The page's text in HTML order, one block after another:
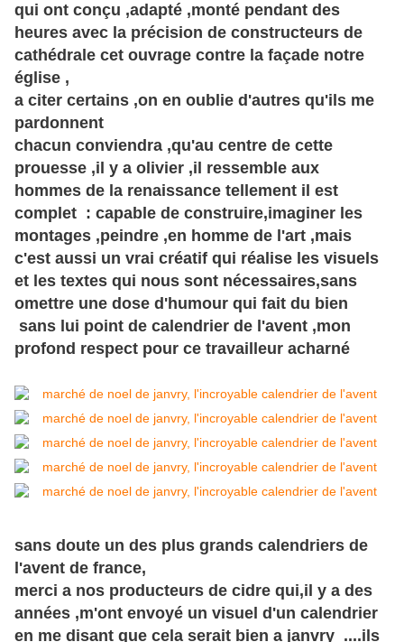
qui ont conçu ,adapté ,monté pendant des
heures avec la précision de constructeurs de
cathédrale cet ouvrage contre la façade notre
église ,
a citer certains ,on en oublie d'autres qu'ils me
pardonnent
chacun conviendra ,qu'au centre de cette
prouesse ,il y a olivier ,il ressemble aux
hommes de la renaissance tellement il est
complet : capable de construire,imaginer les
montages ,peindre ,en homme de l'art ,mais
c'est aussi un vrai créatif qui réalise les visuels
et les textes qui nous sont nécessaires,sans
omettre une dose d'humour qui fait du bien
sans lui point de calendrier de l'avent ,mon
profond respect pour ce travailleur acharné
sans doute un des plus grands calendriers de
l'avent de france,
merci a nos producteurs de cidre qui,il y a des
années ,m'ont envoyé un visuel d'un calendrier
en me disant que cela serait bien a janvry ....ils